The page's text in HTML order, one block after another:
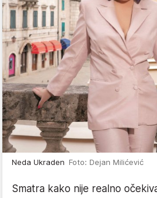
Neda Ukraden Foto: Dejan Milićević
Smatra kako nije realno